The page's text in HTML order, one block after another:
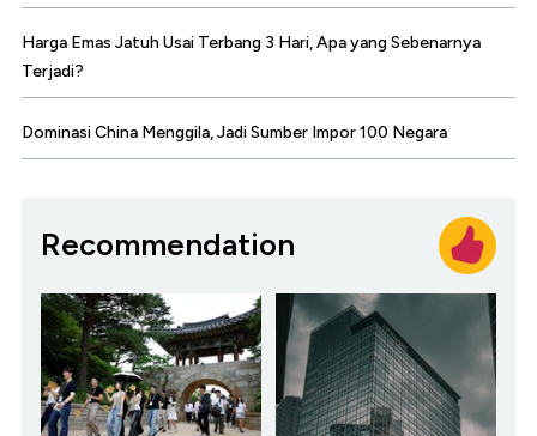
Harga Emas Jatuh Usai Terbang 3 Hari, Apa yang Sebenarnya
Terjadi?
Dominasi China Menggila, Jadi Sumber Impor 100 Negara
Recommendation